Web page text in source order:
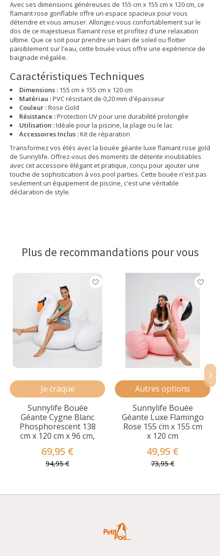
Avec ses dimensions généreuses de 155 cm x 155 cm x 120 cm, ce
flamant rose gonflable offre un espace spacieux pour vous
détendre et vous amuser. Allongez-vous confortablement sur le
dos de ce majestueux flamant rose et profitez d'une relaxation
ultime. Que ce soit pour prendre un bain de soleil ou flotter
paisiblement sur l'eau, cette bouée vous offre une expérience de
baignade inégalée.
Caractéristiques Techniques
Dimensions : 155 cm x 155 cm x 120 cm
Matériau :PVC résistant de 0,20 mm d'épaisseur
Couleur :Rose Gold
Résistance :Protection UV pour une durabilité prolongée
Utilisation :Idéale pour la piscine, la plage ou le lac
Accessoires Inclus :Kit de réparation
Transformez vos étés avec la bouée géante luxe flamant rose gold
de Sunnylife. Offrez-vous des moments de détente inoubliables
avec cet accessoire élégant et pratique, conçu pour ajouter une
touche de sophistication à vos pool parties. Cette bouée n'est pas
seulement un équipement de piscine, c'est une véritable
déclaration de style.
Plus de recommandations pour vous
Articles du carrousel de produits
Je craque
Sunnylife Bouée
Géante Cygne Blanc
Phosphorescent 138
cm x 120 cm x 96 cm,
69,95 €
94,95 €
Autres options
Sunnylife Bouée
Géante Luxe Flamingo
Rose 155 cm x 155 cm
x 120 cm
49,95 €
73,95 €